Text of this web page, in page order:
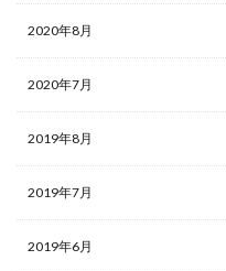
2020年8月
2020年7月
2019年8月
2019年7月
2019年6月